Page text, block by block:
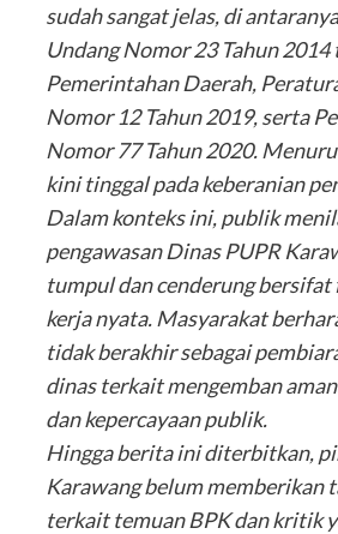
sudah sangat jelas, di
Undang Nomor 23 Tahun 2014
Pemerintahan Daerah,
Nomor 12 Tahun 2019, serta
Nomor 77 Tahun 2020.
kini tinggal pada keberanian
Dalam konteks ini, publik
pengawasan Dinas PUPR
tumpul dan cenderung
kerja nyata. Masyarakat
tidak berakhir sebagai
dinas terkait mengemban
dan kepercayaan publik.
Hingga berita ini diterbitkan,
Karawang belum memberikan
terkait temuan BPK dan kritik